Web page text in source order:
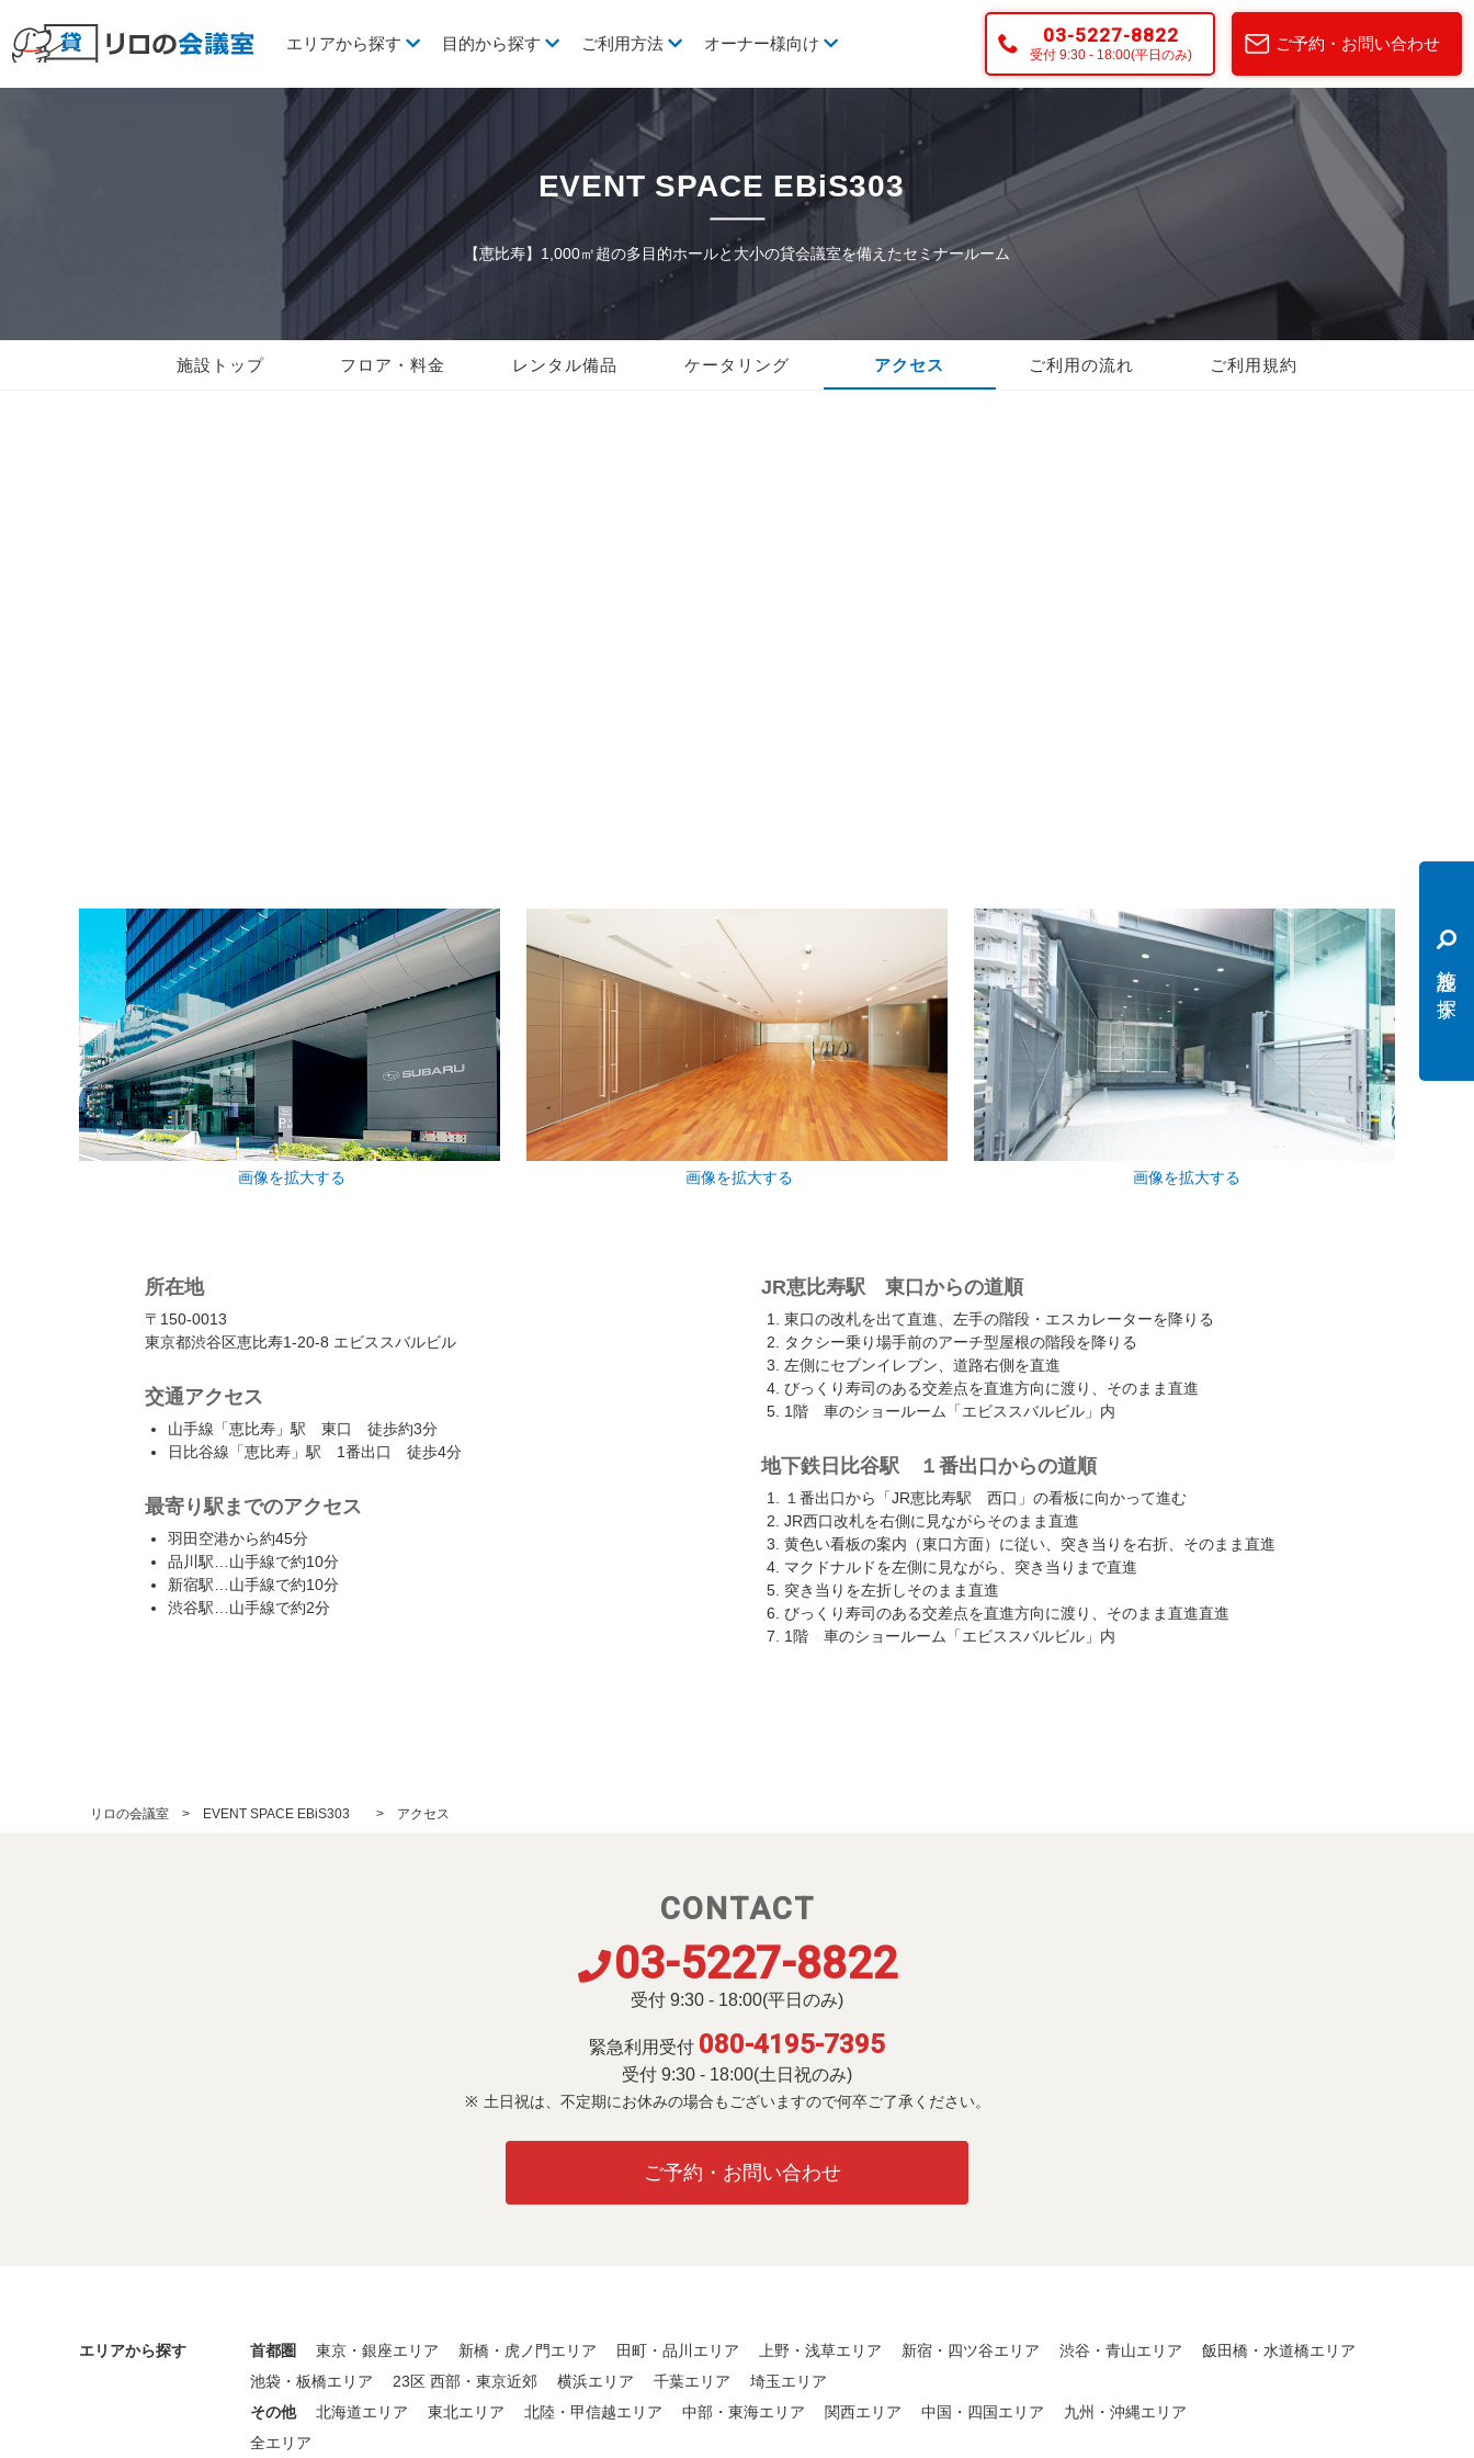
エリアから探す 目的から探す ご利用方法 オーナー様向け 03-5227-8822
受付 9:30 - 18:00(平日のみ)
ご予約・お問い合わせ
施設を探す
EVENT SPACE EBiS303
【恵比寿】1,000㎡超の多目的ホールと大小の貸会議室を備えたセミナールーム
施設トップ フロア・料金 レンタル備品 ケータリング アクセス ご利用の流れ ご利用規約
画像を拡大する 画像を拡大する 画像を拡大する
所在地
〒150-0013
東京都渋谷区恵比寿1-20-8 エビススバルビル
交通アクセス
山手線「恵比寿」駅 東口 徒歩約3分
日比谷線「恵比寿」駅 1番出口 徒歩4分
最寄り駅までのアクセス
羽田空港から約45分
品川駅…山手線で約10分
新宿駅…山手線で約10分
渋谷駅…山手線で約2分
JR恵比寿駅 東口からの道順
東口の改札を出て直進、左手の階段・エスカレーターを降りる
タクシー乗り場手前のアーチ型屋根の階段を降りる
左側にセブンイレブン、道路右側を直進
びっくり寿司のある交差点を直進方向に渡り、そのまま直進
1階 車のショールーム「エビススバルビル」内
地下鉄日比谷駅 １番出口からの道順
１番出口から「JR恵比寿駅 西口」の看板に向かって進む
JR西口改札を右側に見ながらそのまま直進
黄色い看板の案内（東口方面）に従い、突き当りを右折、そのまま直進
マクドナルドを左側に見ながら、突き当りまで直進
突き当りを左折しそのまま直進
びっくり寿司のある交差点を直進方向に渡り、そのまま直進直進
1階 車のショールーム「エビススバルビル」内
リロの会議室 EVENT SPACE EBiS303 アクセス
CONTACT
03-5227-8822
受付 9:30 - 18:00(平日のみ)
緊急利用受付 080-4195-7395
受付 9:30 - 18:00(土日祝のみ)
土日祝は、不定期にお休みの場合も ございますので何卒ご了承ください。
ご予約・お問い合わせ
エリアから探す 首都圏 東京・銀座エリア 新橋・虎ノ門エリア 田町・品川エリア 上野・浅草エリア 新宿・四ツ谷エリア 渋谷・青山エリア
飯田橋・水道橋エリア
池袋・板橋エリア
23区 西部・東京近郊 横浜エリア 千葉エリア
埼玉エリア
その他
北海道エリア 東北エリア 北陸・甲信越エリア 中部・東海エリア 関西エリア 中国・四国エリア
九州・沖縄エリア
全エリア